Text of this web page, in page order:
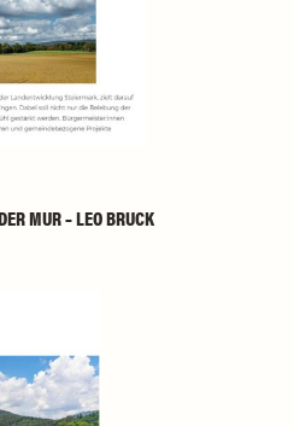
MUR – LEO BRUCK